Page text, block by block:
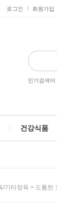
로그인 회원가입
인기검색어
건강식품
/기타정육 > 도톰한